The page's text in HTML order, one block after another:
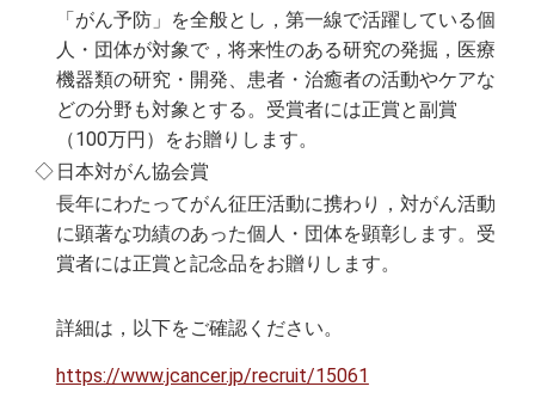
「がん予防」を全般とし，第一線で活躍している個
人・団体が対象で，将来性のある研究の発掘，医療
機器類の研究・開発、患者・治癒者の活動やケアな
どの分野も対象とする。受賞者には正賞と副賞
（100万円）をお贈りします。
◇ 日本対がん協会賞
長年にわたってがん征圧活動に携わり，対がん活動
に顕著な功績のあった個人・団体を顕彰します。受
賞者には正賞と記念品をお贈りします。
詳細は，以下をご確認ください。
https://www.jcancer.jp/recruit/15061